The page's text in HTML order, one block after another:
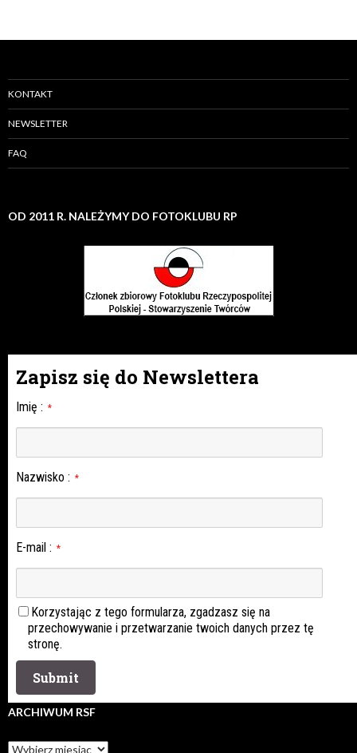
KONTAKT
NEWSLETTER
FAQ
OD 2011 R. NALEŻYMY DO FOTOKLUBU RP
Zapisz się do Newslettera
Imię : *
Nazwisko : *
E-mail : *
Korzystając z tego formularza, zgadzasz się na
przechowywanie i przetwarzanie twoich danych przez tę
stronę.
ARCHIWUM RSF
Archiwum